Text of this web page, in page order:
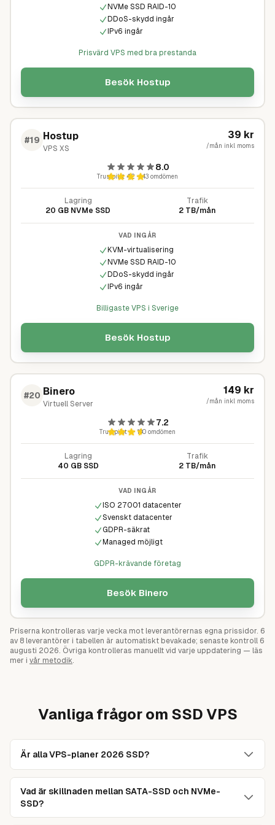
NVMe SSD RAID-10
DDoS-skydd ingår
IPv6 ingår
Prisvärd VPS med bra prestanda
Besök Hostup
#19 Hostup
VPS XS
39 kr
/mån inkl moms
8.0
Trustpilot4,2· 143 omdömen
Lagring
20 GB NVMe SSD
Trafik
2 TB/mån
VAD INGÅR
KVM-virtualisering
NVMe SSD RAID-10
DDoS-skydd ingår
IPv6 ingår
Billigaste VPS i Sverige
Besök Hostup
#20 Binero
Virtuell Server
149 kr
/mån inkl moms
7.2
Trustpilot4· 180 omdömen
Lagring
40 GB SSD
Trafik
2 TB/mån
VAD INGÅR
ISO 27001 datacenter
Svenskt datacenter
GDPR-säkrat
Managed möjligt
GDPR-krävande företag
Besök Binero
Priserna kontrolleras varje vecka mot leverantörernas egna prissidor. 6
av 8 leverantörer i tabellen är automatiskt bevakade; senaste kontroll 6
augusti 2026. Övriga kontrolleras manuellt vid varje uppdatering — läs
mer i vår metodik.
Vanliga frågor om SSD VPS
Är alla VPS-planer 2026 SSD?
Ja, praktiskt taget. SSD är standard i moderna VPS-
erbjudanden 2026 — bara extrema lågpris- eller
arkivtjänster använder fortfarande HDD. Skillnaden ligger
i vilken typ av SSD: SATA-SSD (äldre, billigare,
Vad är skillnaden mellan SATA-SSD och NVMe-
SSD?